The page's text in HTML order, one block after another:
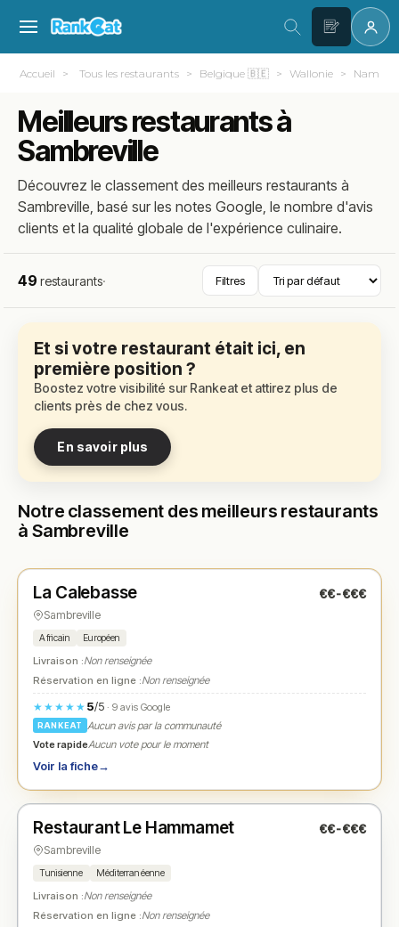
Accueil Tous les restaurants Belgique 🇧🇪 Wallonie Namur
Meilleurs restaurants à
Sambreville
Découvrez le classement des meilleurs restaurants à
Sambreville, basé sur les notes Google, le nombre d'avis
clients et la qualité globale de l'expérience culinaire.
49 restaurants· Filtres
Et si votre restaurant était ici, en
première position ?
Boostez votre visibilité sur Rankeat et attirez plus de
clients près de chez vous.
En savoir plus
Notre classement des meilleurs restaurants
à Sambreville
★ N° 1
La Calebasse €€-€€€
Sambreville
Africain Européen
Livraison :Non renseignée
Réservation en ligne :Non renseignée
★★★★★ 5/5· 9 avis Google
RANKEAT
Aucun avis par la communauté
Vote rapideAucun vote pour le moment
Voir la fiche→
★ N° 2
Restaurant Le Hammamet €€-€€€
Sambreville
Tunisienne Méditerranéenne
Livraison :Non renseignée
Réservation en ligne :Non renseignée